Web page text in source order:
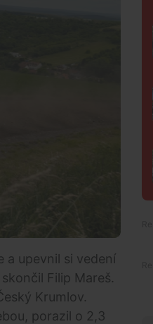
a upevnil si vedení
Filip Mareš.
Krumlov.
porazil o 2,3